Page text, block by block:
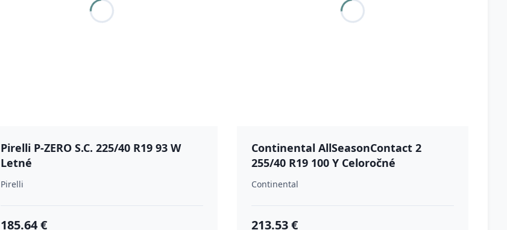
Pirelli P-ZERO S.C. 225/40 R19 93 W
Letné
Pirelli
185.64 €
Continental AllSeasonContact 2
255/40 R19 100 Y Celoročné
Continental
213.53 €